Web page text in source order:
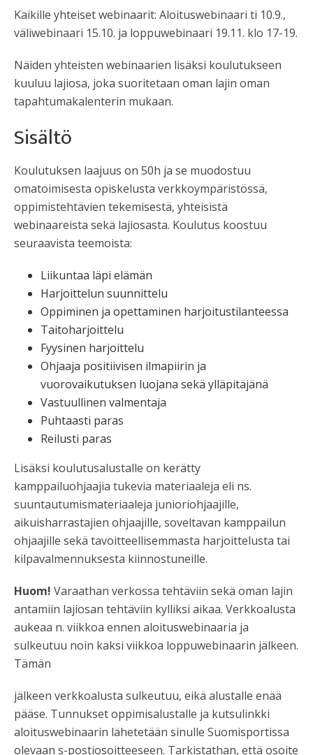
Kaikille yhteiset webinaarit: Aloituswebinaari ti 10.9.,
väliwebinaari 15.10. ja loppuwebinaari 19.11. klo 17-19.
Näiden yhteisten webinaarien lisäksi koulutukseen
kuuluu lajiosa, joka suoritetaan oman lajin oman
tapahtumakalenterin mukaan.
Sisältö
Koulutuksen laajuus on 50h ja se muodostuu
omatoimisesta opiskelusta verkkoympäristössä,
oppimistehtävien tekemisestä, yhteisistä
webinaareista sekä lajiosasta. Koulutus koostuu
seuraavista teemoista:
Liikuntaa läpi elämän
Harjoittelun suunnittelu
Oppiminen ja opettaminen harjoitustilanteessa
Taitoharjoittelu
Fyysinen harjoittelu
Ohjaaja positiivisen ilmapiirin ja
vuorovaikutuksen luojana sekä ylläpitäjänä
Vastuullinen valmentaja
Puhtaasti paras
Reilusti paras
Lisäksi koulutusalustalle on kerätty
kamppailuohjaajia tukevia materiaaleja eli ns.
suuntautumismateriaaleja junioriohjaajille,
aikuisharrastajien ohjaajille, soveltavan kamppailun
ohjaajille sekä tavoitteellisemmasta harjoittelusta tai
kilpavalmennuksesta kiinnostuneille.
Huom! Varaathan verkossa tehtäviin sekä oman lajin
antamiin lajiosan tehtäviin kylliksi aikaa. Verkkoalusta
aukeaa n. viikkoa ennen aloituswebinaaria ja
sulkeutuu noin kaksi viikkoa loppuwebinaarin jälkeen.
Tämän
jälkeen verkkoalusta sulkeutuu, eikä alustalle enää
pääse. Tunnukset oppimisalustalle ja kutsulinkki
aloituswebinaarin lähetetään sinulle Suomisportissa
olevaan s-postiosoitteeseen. Tarkistathan, että osoite